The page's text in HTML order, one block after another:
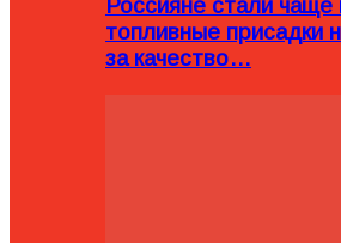
Россияне стали чаще
топливные присадки
за качество…